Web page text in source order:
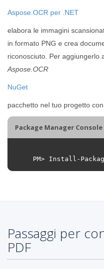
Aspose.OCR per .NET
elabora le immagini
in formato PNG e crea
riconosciuto. Per aggiungerlo
Aspose.OCR
NuGet
pacchetto nel tuo progetto
Package Manager Console
PM> Install -
Passaggi per
PDF